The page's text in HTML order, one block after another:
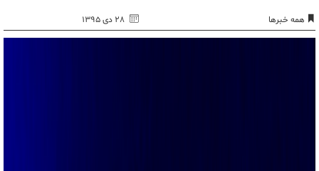
همه خبرها ۲۸ دی ۱۳۹۵